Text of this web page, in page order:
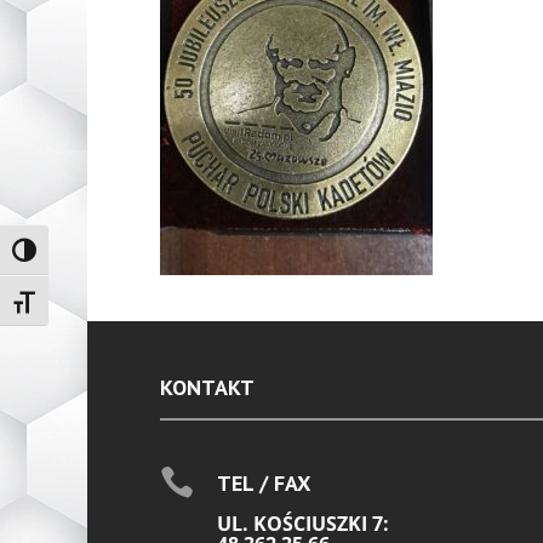
Toggle High Contrast
Toggle Font size
KONTAKT
 TEL / FAX
UL. KOŚCIUSZKI 7: